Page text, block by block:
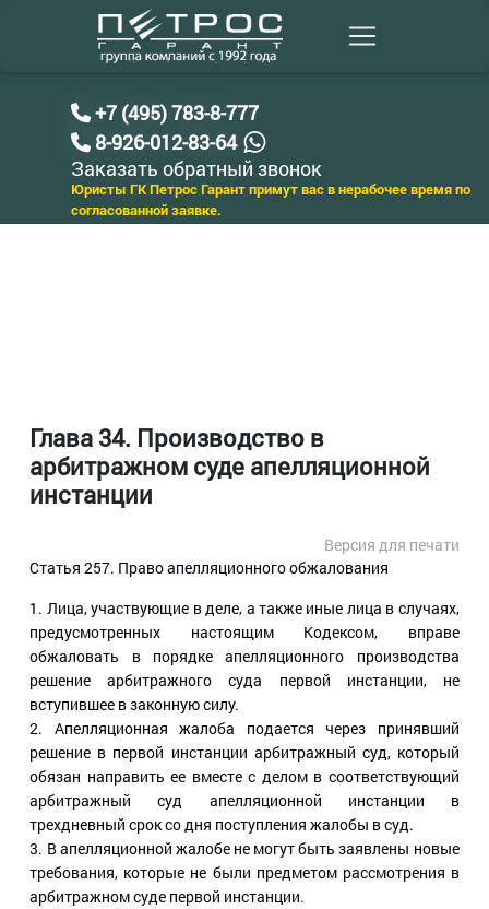
+7 (495) 783-8-777
8-926-012-83-64
Заказать обратный звонок
Юристы ГК Петрос Гарант примут вас в нерабочее время по
согласованной заявке.
Глава 34. Производство в
арбитражном суде апелляционной
инстанции
Версия для печати
Статья 257. Право апелляционного обжалования
1. Лица, участвующие в деле, а также иные лица в случаях,
предусмотренных настоящим Кодексом, вправе
обжаловать в порядке апелляционного производства
решение арбитражного суда первой инстанции, не
вступившее в законную силу.
2. Апелляционная жалоба подается через принявший
решение в первой инстанции арбитражный суд, который
обязан направить ее вместе с делом в соответствующий
арбитражный суд апелляционной инстанции в
трехдневный срок со дня поступления жалобы в суд.
3. В апелляционной жалобе не могут быть заявлены новые
требования, которые не были предметом рассмотрения в
арбитражном суде первой инстанции.